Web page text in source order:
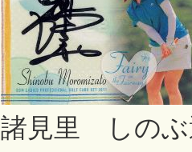
諸見里 しのぶ